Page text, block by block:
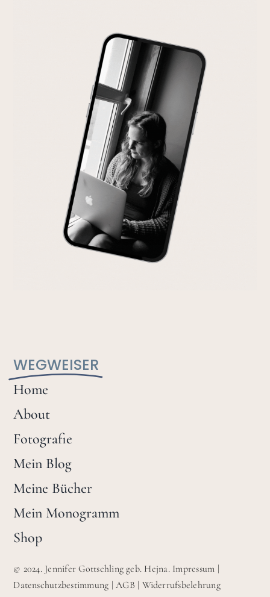
WEGWEISER
Home
About
Fotografie
Mein Blog
Meine Bücher
Mein Monogramm
Shop
© 2024. Jennifer Gottschling geb. Hejna. Impressum |
Datenschutzbestimmung |AGB | Widerrufsbelehrung